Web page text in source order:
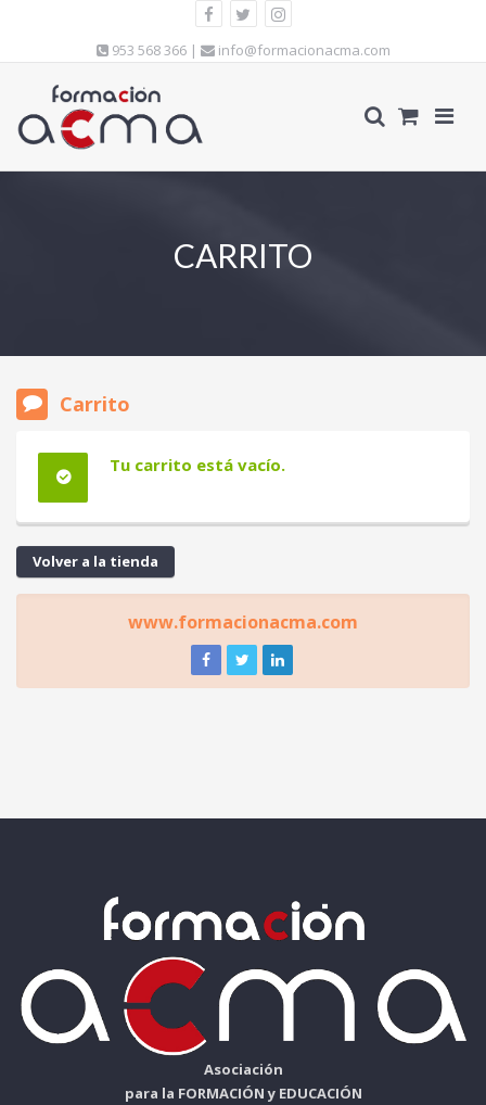
953 568 366 | info@formacionacma.com
CARRITO
Carrito
Tu carrito está vacío.
Volver a la tienda
www.formacionacma.com
Asociación
para la FORMACIÓN y EDUCACIÓN